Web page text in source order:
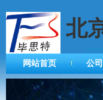
北
网站首页 公